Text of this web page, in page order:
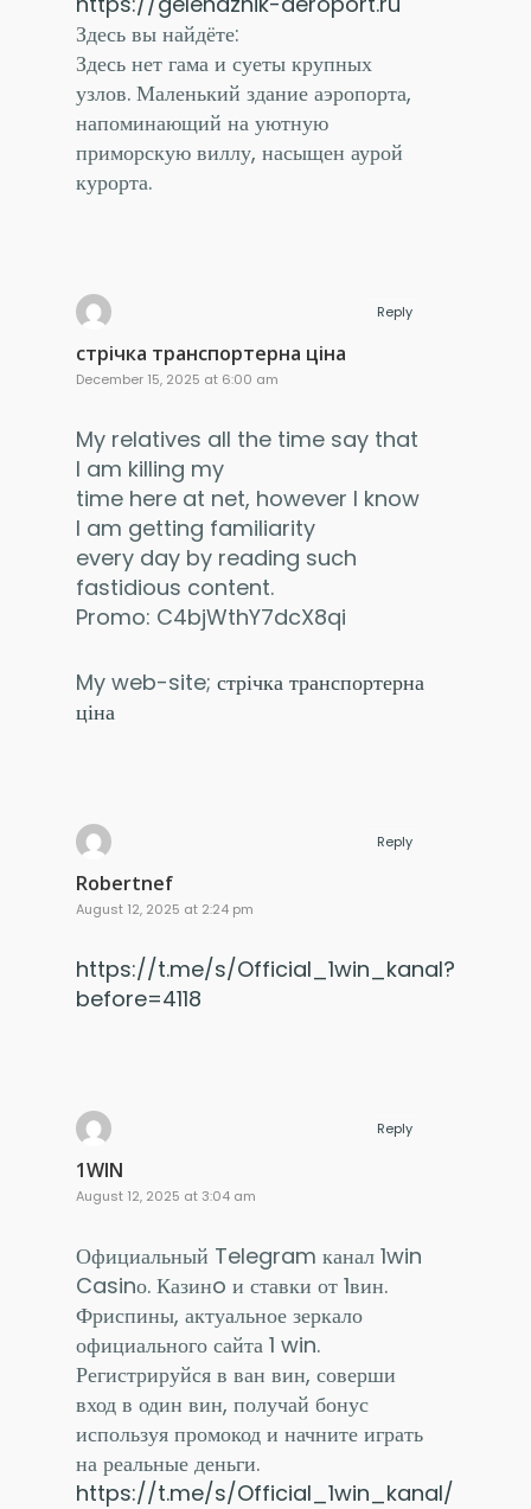
Здесь вы найдёте:
Здесь нет гама и суеты крупных
узлов. Маленький здание аэропорта,
напоминающий на уютную
приморскую виллу, насыщен аурой
курорта.
стрічка транспортерна ціна
December 15, 2025 at 6:00 am
My relatives all the time say that
I am killing my
time here at net, however I know
I am getting familiarity
every day by reading such
fastidious content.
Promo: C4bjWthY7dcX8qi
My web-site; стрічка транспортерна
ціна
Reply
Robertnef
August 12, 2025 at 2:24 pm
https://t.me/s/Official_1win_kanal?
before=4118
Reply
1WIN
August 12, 2025 at 3:04 am
Официальный Telegram канал 1win
Casinо. Казинo и ставки от 1вин.
Фриспины, актуальное зеркало
официального сайта 1 win.
Регистрируйся в ван вин, соверши
вход в один вин, получай бонус
используя промокод и начните играть
на реальные деньги.
https://t.me/s/Official_1win_kanal/4221
Reply